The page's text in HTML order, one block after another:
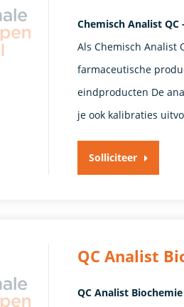
Chemisch Analist QC
Als Chemisch Analist
farmaceutische
eindproducten De
je ook kalibraties
Solliciteer
QC Analist
QC Analist